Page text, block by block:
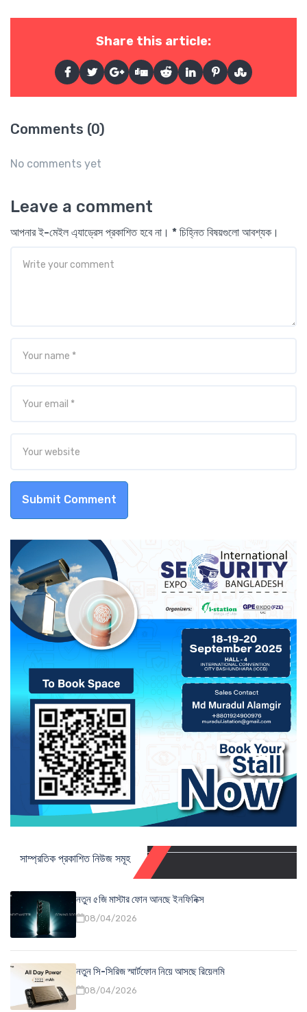
Share this article:
Comments (0)
No comments yet
Leave a comment
আপনার ই-মেইল এ্যাড্রেস প্রকাশিত হবে না। * চিহ্নিত বিষয়গুলো আবশ্যক।
Submit Comment
সাম্প্রতিক প্রকাশিত নিউজ সমূহ
নতুন ৫জি মাস্টার ফোন আনছে ইনফিনিক্স
08/04/2026
নতুন সি-সিরিজ স্মার্টফোন নিয়ে আসছে রিয়েলমি
08/04/2026